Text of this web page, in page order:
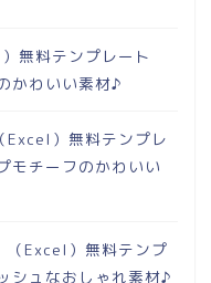
無料テンプレート
かわいい素材♪
Excel）無料テンプレ
モチーフのかわいい
（Excel）無料テンプ
シュなおしゃれ素材♪